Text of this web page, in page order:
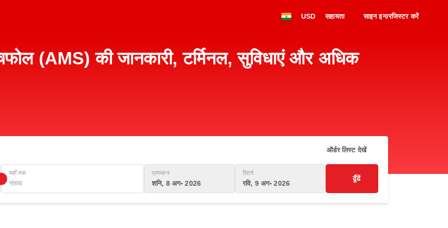
USD सहायता साइन इन/रजिस्टर करें
(AMS) की जानकारी, टर्मिनल, सुविधाएं और अधिक
ऑर्डर लिस्ट देखें
यहाँ तक प्रस्थान
शनि, 8 अग॰ 2026
रिटर्न
रवि, 9 अग॰ 2026
ढूँढें